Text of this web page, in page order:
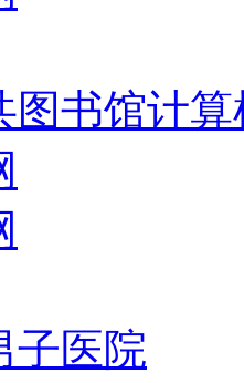
图书馆计
子医院